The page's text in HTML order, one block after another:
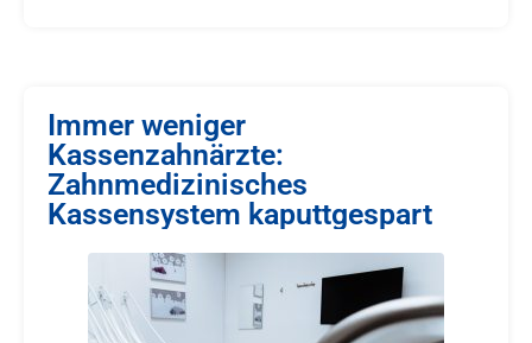
Immer weniger
Kassenzahnärzte:
Zahnmedizinisches
Kassensystem kaputtgespart